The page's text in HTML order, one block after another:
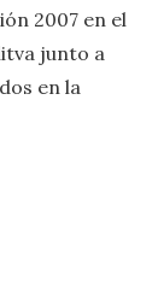
2007 en el
junto a
en la